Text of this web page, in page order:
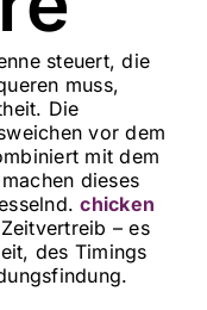
steuert, die
muss,
Die
vor dem
mit dem
dieses
chicken
– es
des Timings